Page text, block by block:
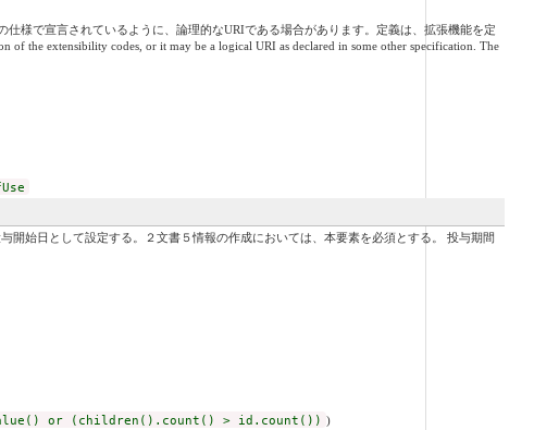
様で宣言されているように、論理的なURIである場合があります。定義は、拡張機能を定
the extensibility codes, or it may be a logical URI as declared in some other specification. The
開始日として設定する。２文書５情報の作成においては、本要素を必須とする。 投与期間
or (children().count() > id.count()) )